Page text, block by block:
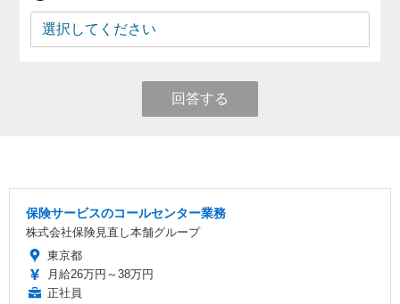
回答する
保険サービスのコールセンター業務
株式会社保険見直し本舗グループ
東京都
月給26万円～38万円
正社員